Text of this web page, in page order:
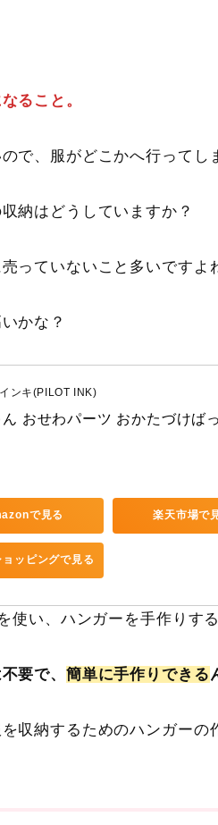
ること。
で、服がどこかへ行ってし
納はどうしていますか？
っていないこと多いですよ
かな？
ンキ(PILOT INK)
ん おせわパーツ おかたづけば
で見る 楽天市場で
ッピングで見る
使い、ハンガーを手作りす
要で、 簡単に手作りできる
収納するためのハンガーの